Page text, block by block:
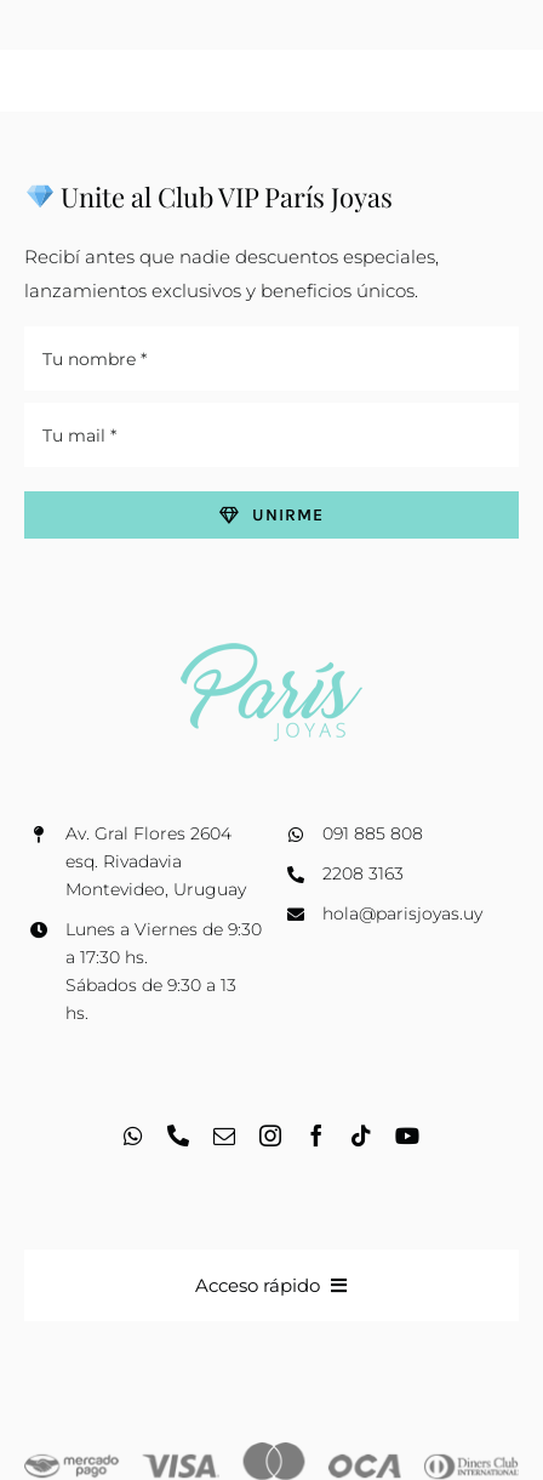
Av. Gral Flores 2604
esq. Rivadavia
Montevideo, Uruguay
Lunes a Viernes de 9:30
a 17:30 hs.
Sábados de 9:30 a 13
hs.
091 885 808
2208 3163
hola@parisjoyas.uy
Unite al Club VIP París Joyas
Recibí antes que nadie descuentos especiales,
lanzamientos exclusivos y beneficios únicos.
UNIRME
Acceso rápido
Iniciales